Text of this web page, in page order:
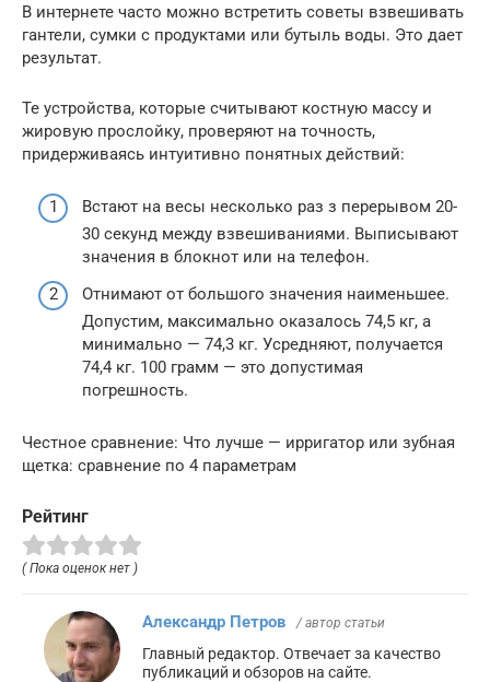
В интернете часто можно встретить советы взвешивать
гантели, сумки с продуктами или бутыль воды. Это дает
результат.
Те устройства, которые считывают костную массу и
жировую прослойку, проверяют на точность,
придерживаясь интуитивно понятных действий:
Встают на весы несколько раз з перерывом 20-
30 секунд между взвешиваниями. Выписывают
значения в блокнот или на телефон.
Отнимают от большого значения наименьшее.
Допустим, максимально оказалось 74,5 кг, а
минимально — 74,3 кг. Усредняют, получается
74,4 кг. 100 грамм — это допустимая
погрешность.
Честное сравнение: Что лучше — ирригатор или зубная
щетка: сравнение по 4 параметрам
Рейтинг
( Пока оценок нет )
Александр Петров / автор статьи
Главный редактор. Отвечает за качество
публикаций и обзоров на сайте.